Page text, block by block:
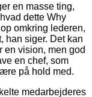
en masse ting,
dette Why
omkring lederen,
han siger. Det kan
en vision, men god
en chef, som
på hold med.
medarbejderes